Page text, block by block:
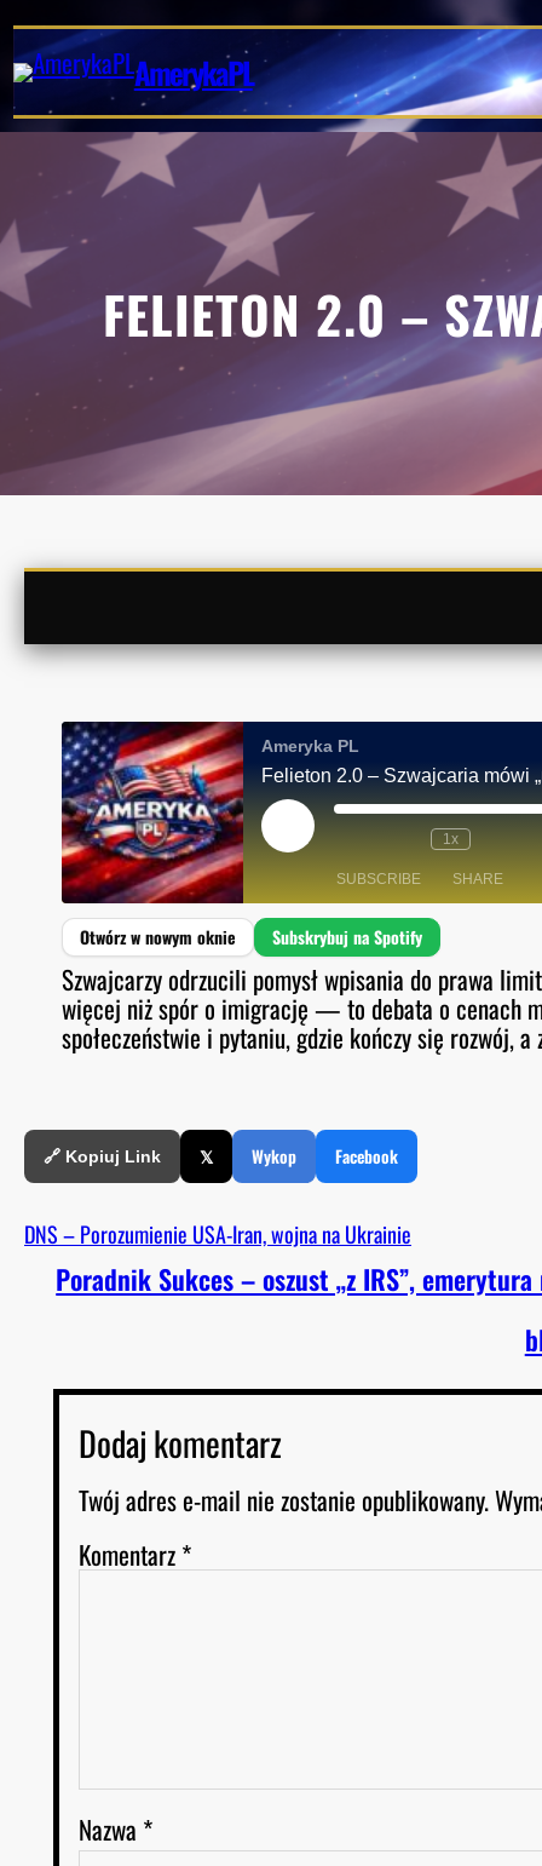
do
treści AmerykaPL
FELIETON 2.0 –
Ameryka PL
Felieton 2.0 – Szwajcaria mówi
L
E
I
S
O
D
E
1x
SUBSCRIBE SHARE
Spotify
RSS FEED
SHARE
LINK
EMBED
Szwajcarzy odrzucili pomysł wpisania do prawa
więcej niż spór o imigrację — to debata o cenach
społeczeństwie i pytaniu, gdzie kończy się rozwój,
🔗 Kopiuj Link 𝕏 Wykop Facebook
DNS – Porozumienie USA-Iran, wojna na Ukrainie
Poradnik Sukces – oszust „z IRS”,
Dodaj komentarz
Twój adres e-mail nie zostanie opublikowany.
Komentarz*
Nazwa *